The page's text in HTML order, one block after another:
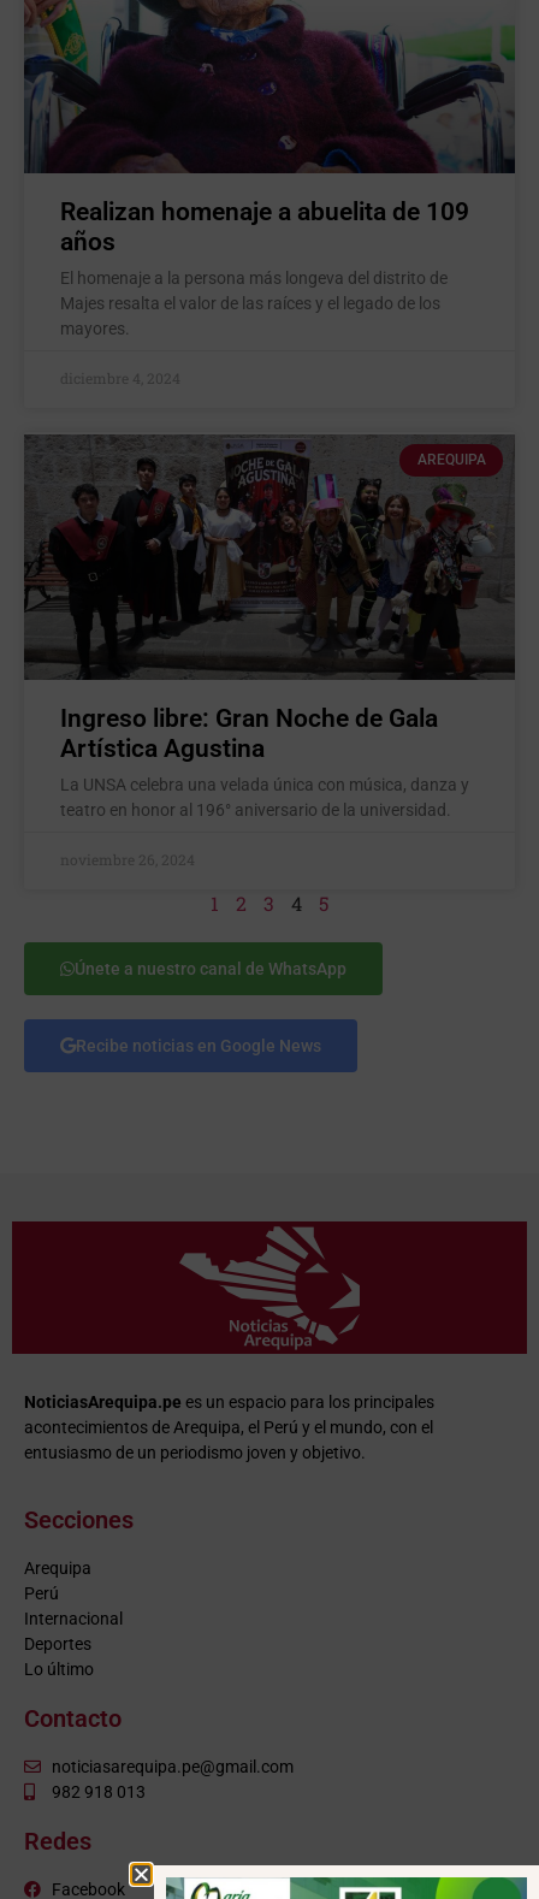
Realizan homenaje a abuelita de 109
años
El homenaje a la persona más longeva del distrito de
Majes resalta el valor de las raíces y el legado de los
mayores.
diciembre 4, 2024
AREQUIPA
Ingreso libre: Gran Noche de Gala
Artística Agustina
La UNSA celebra una velada única con música, danza y
teatro en honor al 196° aniversario de la universidad.
noviembre 26, 2024
1 2 3 4 5
Únete a nuestro canal de WhatsApp
Recibe noticias en Google News
NoticiasArequipa.pe es un espacio para los principales
acontecimientos de Arequipa, el Perú y el mundo, con el
entusiasmo de un periodismo joven y objetivo.
Secciones
Arequipa
Perú
Internacional
Deportes
Lo último
Contacto
noticiasarequipa.pe@gmail.com
982 918 013
Redes
Facebook